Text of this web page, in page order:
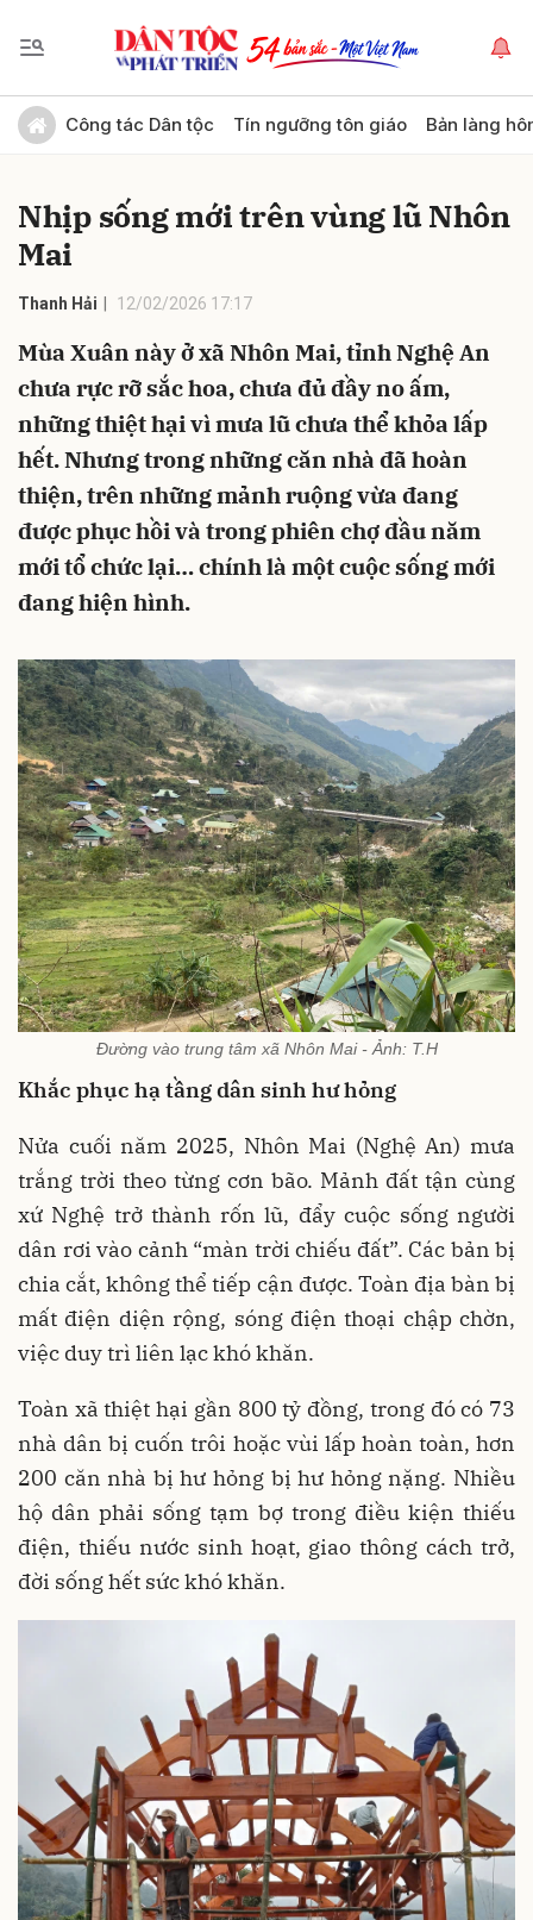
Công tác Dân tộc Tín ngưỡng tôn giáo Bản làng
Nhịp sống mới trên vùng lũ Nhôn
Mai
Thanh Hải 12/02/2026 17:17
Mùa Xuân này ở xã Nhôn Mai, tỉnh Nghệ An
chưa rực rỡ sắc hoa, chưa đủ đầy no ấm,
những thiệt hại vì mưa lũ chưa thể khỏa lấp
hết. Nhưng trong những căn nhà đã hoàn
thiện, trên những mảnh ruộng vừa đang
được phục hồi và trong phiên chợ đầu năm
mới tổ chức lại… chính là một cuộc sống mới
đang hiện hình.
Đường vào trung tâm xã Nhôn Mai - Ảnh: T.H
Khắc phục hạ tầng dân sinh hư hỏng
Nửa cuối năm 2025, Nhôn Mai (Nghệ An) mưa
trắng trời theo từng cơn bão. Mảnh đất tận cùng
xứ Nghệ trở thành rốn lũ, đẩy cuộc sống người
dân rơi vào cảnh “màn trời chiếu đất”. Các bản bị
chia cắt, không thể tiếp cận được. Toàn địa bàn bị
mất điện diện rộng, sóng điện thoại chập chờn,
việc duy trì liên lạc khó khăn.
Toàn xã thiệt hại gần 800 tỷ đồng, trong đó có 73
nhà dân bị cuốn trôi hoặc vùi lấp hoàn toàn, hơn
200 căn nhà bị hư hỏng bị hư hỏng nặng. Nhiều
hộ dân phải sống tạm bợ trong điều kiện thiếu
điện, thiếu nước sinh hoạt, giao thông cách trở,
đời sống hết sức khó khăn.
Gửi bình luận
Hủy Gửi